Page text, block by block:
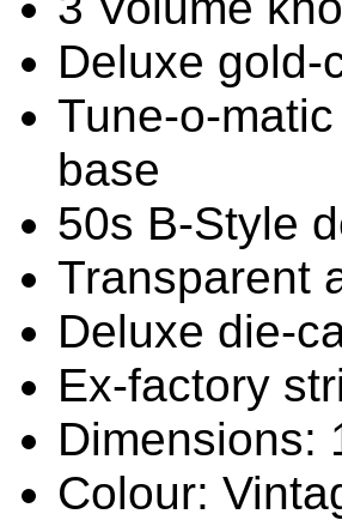
Deluxe gold-
Tune-o-
base
50s B-Style
Transparent
Deluxe die-
Ex-factory
Dimensions:
Colour: